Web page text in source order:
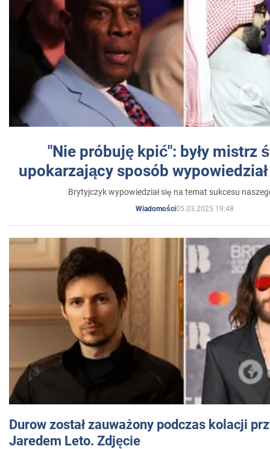
"Nie próbuję kpić": były mistrz
upokarzający sposób
Brytyjczyk wypowiedział się na temat sukcesu
Wiadomości05.03.2025 19:48
Durow został zauważony podczas kolacji
Jaredem Leto. Zdjęcie